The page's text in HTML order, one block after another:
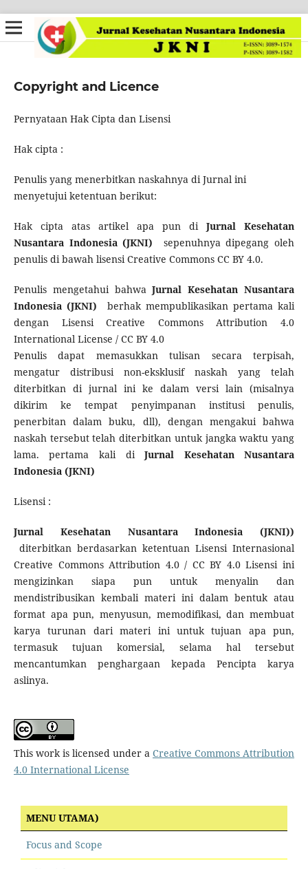
Copyright and Licence
Pernyataan Hak Cipta dan Lisensi
Hak cipta :
Penulis yang menerbitkan naskahnya di Jurnal ini
menyetujui ketentuan berikut:
Hak cipta atas artikel apa pun diJurnal Kesehatan
Nusantara Indonesia(JKNI) sepenuhnya dipegang oleh
penulis di bawah lisensi Creative Commons CC BY 4.0.
Penulis mengetahui bahwaJurnal Kesehatan Nusantara
Indonesia(JKNI) berhak mempublikasikan pertama kali
dengan Lisensi Creative Commons Attribution 4.0
International License / CC BY 4.0
Penulis dapat memasukkan tulisan secara terpisah,
mengatur distribusi non-eksklusif naskah yang telah
diterbitkan di jurnal ini ke dalam versi lain (misalnya
dikirim ke tempat penyimpanan institusi penulis,
penerbitan dalam buku, dll), dengan mengakui bahwa
naskah tersebut telah diterbitkan untuk jangka waktu yang
lama. pertama kali diJurnal Kesehatan Nusantara
Indonesia(JKNI)
Lisensi :
Jurnal Kesehatan Nusantara Indonesia (JKNI))
diterbitkan berdasarkan ketentuan Lisensi Internasional
Creative Commons Attribution 4.0 / CC BY 4.0 Lisensi ini
mengizinkan siapa pun untuk menyalin dan
mendistribusikan kembali materi ini dalam bentuk atau
format apa pun, menyusun, memodifikasi, dan membuat
karya turunan dari materi ini untuk tujuan apa pun,
termasuk tujuan komersial, selama hal tersebut
mencantumkan penghargaan kepada Pencipta karya
aslinya.
This work is licensed under aCreative Commons Attribution
4.0 International License
MENU UTAMA)
Focus and Scope